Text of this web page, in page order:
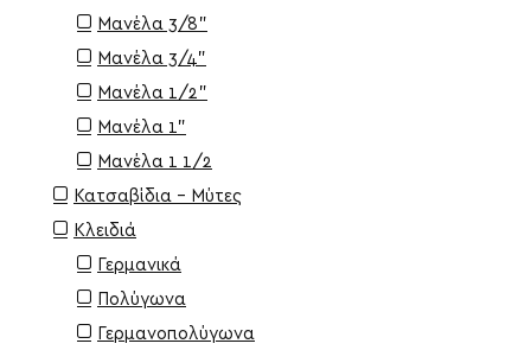
Μανέλα 3/8"
Μανέλα 3/4"
Μανέλα 1/2"
Μανέλα 1"
Μανέλα 1 1/2
Κατσαβίδια - Μύτες
Κλειδιά
Γερμανικά
Πολύγωνα
Γερμανοπολύγωνα